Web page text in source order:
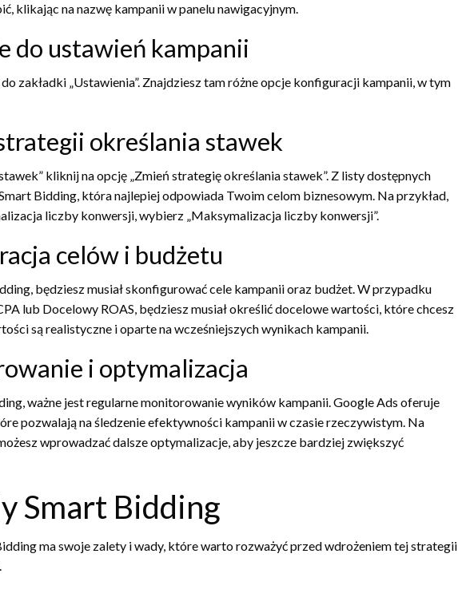
klikając na nazwę kampanii w panelu nawigacyjnym.
do ustawień kampanii
zakładki „Ustawienia”. Znajdziesz tam różne opcje konfiguracji kampanii, w tym
określania stawek
kliknij na opcję „Zmień strategię określania stawek”. Z listy dostępnych
Bidding, która najlepiej odpowiada Twoim celom biznesowym. Na przykład,
liczby konwersji, wybierz „Maksymalizacja liczby konwersji”.
celów i budżetu
będziesz musiał skonfigurować cele kampanii oraz budżet. W przypadku
lub Docelowy ROAS, będziesz musiał określić docelowe wartości, które chcesz
są realistyczne i oparte na wcześniejszych wynikach kampanii.
i optymalizacja
ważne jest regularne monitorowanie wyników kampanii. Google Ads oferuje
pozwalają na śledzenie efektywności kampanii w czasie rzeczywistym. Na
wprowadzać dalsze optymalizacje, aby jeszcze bardziej zwiększyć
Smart Bidding
ma swoje zalety i wady, które warto rozważyć przed wdrożeniem tej strategii